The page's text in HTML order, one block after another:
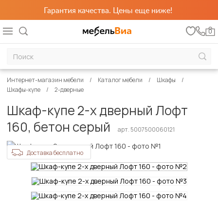
Гарантия качества. Цены еще ниже!
0
Интернет-магазин мебели Каталог мебели
Шкафы
Шкафы-купе
2-дверные
Шкаф-купе 2-х дверный Лофт
160, бетон серый
арт. 5007500060121
Доставка бесплатно